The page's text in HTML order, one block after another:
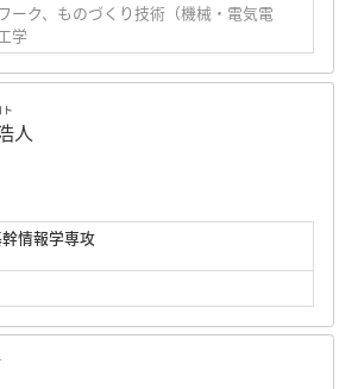
ーク、ものづくり技術（機械・電気電
学
人
情報学専攻